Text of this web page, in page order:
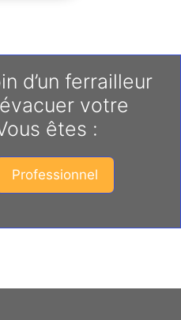
d’un ferrailleur
votre
êtes :
Professionnel